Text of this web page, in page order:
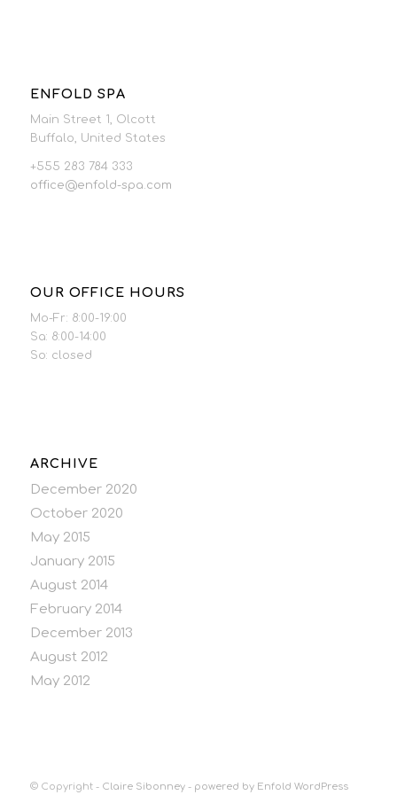
ENFOLD SPA
Main Street 1, Olcott
Buffalo, United States
+555 283 784 333
office@enfold-spa.com
OUR OFFICE HOURS
Mo-Fr: 8:00-19:00
Sa: 8:00-14:00
So: closed
ARCHIVE
December 2020
October 2020
May 2015
January 2015
August 2014
February 2014
December 2013
August 2012
May 2012
© Copyright - Claire Sibonney- powered by Enfold WordPress